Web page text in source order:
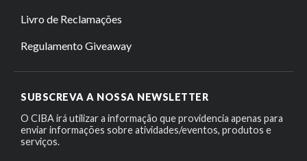
Livro de Reclamações
Regulamento Giveaway
SUBSCREVA A NOSSA NEWSLETTER
O CIBA irá utilizar a informação que providencia apenas para
enviar informações sobre atividades/eventos, produtos e
serviços.